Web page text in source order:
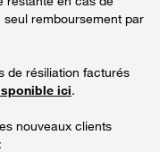
remboursement par
de résiliation facturés
ici.
nouveaux clients